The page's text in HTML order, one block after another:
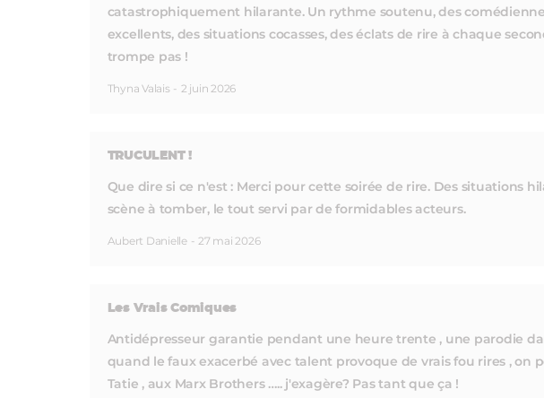
catastrophiquement hilarante. Un rythme soutenu, des
excellents, des situations cocasses, des éclats de rire à chaque
trompe pas !
Thyna Valais - 2 juin 2026
TRUCULENT !
Que dire si ce n'est : Merci pour cette soirée de rire. Des situations
scène à tomber, le tout servi par de formidables acteurs.
Aubert Danielle - 27 mai 2026
Les Vrais Comiques
Antidépresseur garantie pendant une heure trente , une parodie
quand le faux exacerbé avec talent provoque de vrais fou rires , on
Tatie , aux Marx Brothers ….. j'exagère? Pas tant que ça !